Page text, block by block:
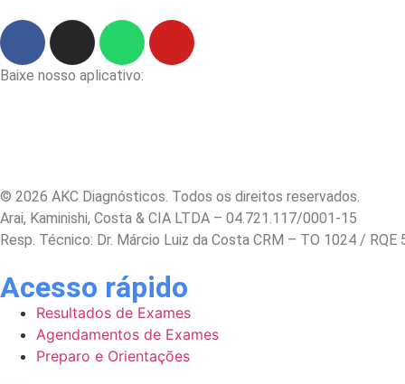
Baixe nosso aplicativo:
© 2026 AKC Diagnósticos. Todos os direitos reservados.
Arai, Kaminishi, Costa & CIA LTDA – 04.721.117/0001-15
Resp. Técnico: Dr. Márcio Luiz da Costa CRM – TO 1024 / RQE
Acesso rápido
Resultados de Exames
Agendamentos de Exames
Preparo e Orientações